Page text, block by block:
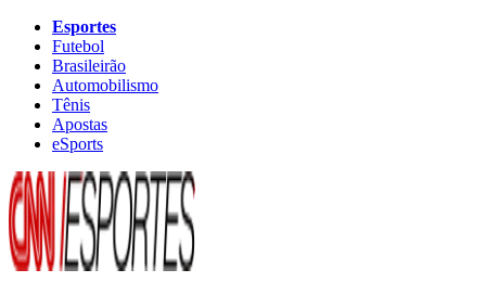
Esportes
Futebol
Brasileirão
Automobilismo
Tênis
Apostas
eSports